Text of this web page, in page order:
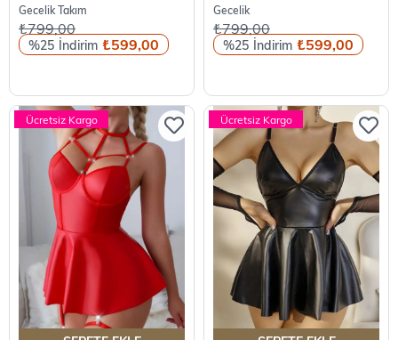
Gecelik Takım
%25 ₺599,00
₺799,00
Gecelik
%25 ₺599,00
₺799,00
Ücretsiz Kargo Ücretsiz Kargo